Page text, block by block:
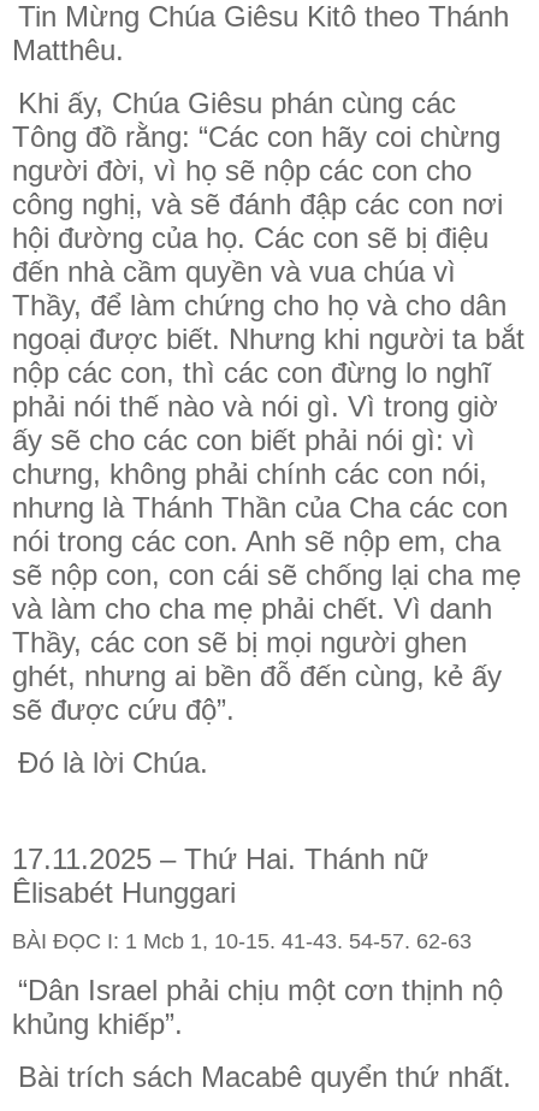
Tin Mừng Chúa Giêsu Kitô theo Thánh
Matthêu.
Khi ấy, Chúa Giêsu phán cùng các
Tông đồ rằng: “Các con hãy coi chừng
người đời, vì họ sẽ nộp các con cho
công nghị, và sẽ đánh đập các con nơi
hội đường của họ. Các con sẽ bị điệu
đến nhà cầm quyền và vua chúa vì
Thầy, để làm chứng cho họ và cho dân
ngoại được biết. Nhưng khi người ta bắt
nộp các con, thì các con đừng lo nghĩ
phải nói thế nào và nói gì. Vì trong giờ
ấy sẽ cho các con biết phải nói gì: vì
chưng, không phải chính các con nói,
nhưng là Thánh Thần của Cha các con
nói trong các con. Anh sẽ nộp em, cha
sẽ nộp con, con cái sẽ chống lại cha mẹ
và làm cho cha mẹ phải chết. Vì danh
Thầy, các con sẽ bị mọi người ghen
ghét, nhưng ai bền đỗ đến cùng, kẻ ấy
sẽ được cứu độ”.
Đó là lời Chúa.
17.11.2025 – Thứ Hai. Thánh nữ
Êlisabét Hunggari
BÀI ĐỌC I: 1 Mcb 1, 10-15. 41-43. 54-57. 62-63
“Dân Israel phải chịu một cơn thịnh nộ
khủng khiếp”.
Bài trích sách Macabê quyển thứ nhất.